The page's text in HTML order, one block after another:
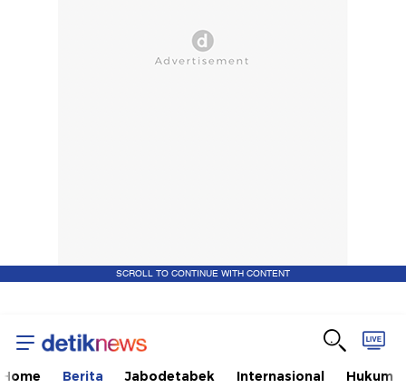
SCROLL TO CONTINUE WITH CONTENT
Home Berita Jabodetabek Internasional Hukum